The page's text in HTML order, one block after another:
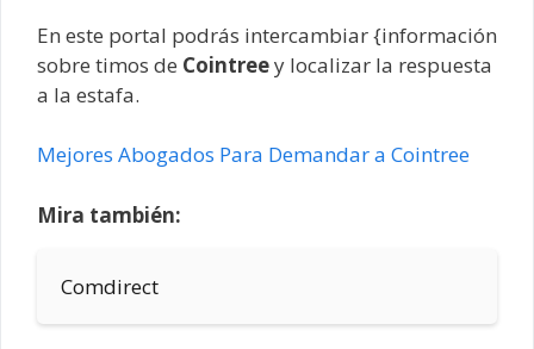
En este portal podrás intercambiar {información
sobre timos de Cointreey localizar la respuesta
a la estafa.
Mejores Abogados Para Demandar a Cointree
Mira también:
Comdirect